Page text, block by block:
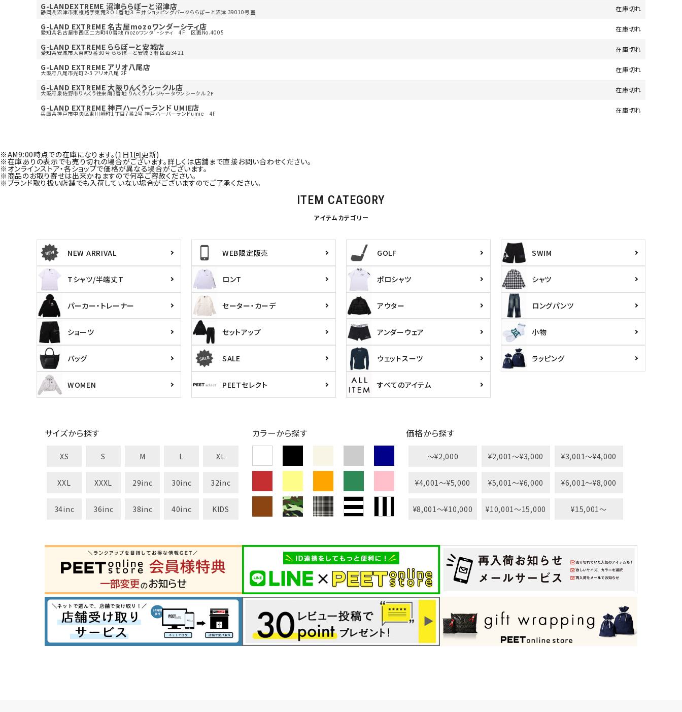
キーワードから探す
search
価格から探す 並び順
カテゴリ
サイズ
tune 絞り込んで検索する
G-LANDEXTREME 沼津ららぽーと沼津店
静岡県沼津市東椎路字東荒３０１番地３ 三井ショッピングパークららぽーと沼津 39010号室 在庫切れ
G-LAND EXTREME 名古屋mozoワンダーシティ店
愛知県名古屋市西区二方町40番地 mozoワンタﾞｰシティ 4F 区画No.4005 在庫切れ
G-LAND EXTREME ららぽーと安城店
愛知県安城市大東町9番30号 ららぽーと安城 3階 区画3421 在庫切れ
G-LAND EXTREME アリオ八尾店
大阪府八尾市光町2-3 アリオ八尾 2F 在庫切れ
G-LAND EXTREME 大阪りんくうシークル店
大阪府泉佐野市りんくう往来南3番地 りんくうプレジャータウンシークル 2Ｆ 在庫切れ
G-LAND EXTREME 神戸ハーバーランド UMIE店
兵庫県神戸市中央区東川崎町1丁目7番2号 神戸ハーバーランドumie 4F 在庫切れ
※AM9:00時点での在庫になります。(1日1回更新)
※在庫ありの表示でも売り切れの場合がございます。詳しくは店舗まで直接お問い合わせください。
※オンラインストア・各ショップで価格が異なる場合がございます。
※商品のお取り寄せは出来かねますので何卒ご容赦ください。
※ブランド取り扱い店舗でも入荷していない場合がございますのでご了承ください。
ITEM CATEGORY
アイテムカテゴリー
NEW ARRIVAL WEB限定販売 GOLF SWIM
Tシャツ/半端丈T ロンT ポロシャツ シャツ
パーカー・トレーナー セーター・カーデ アウター ロングパンツ
ショーツ セットアップ アンダーウェア 小物
バッグ SALE ウェットスーツ ラッピング
WOMEN PEETセレクト すべてのアイテム
サイズから探す
XS S M L XL
XXL XXXL 29inc 30inc 32inc
34inc 36inc 38inc 40inc KIDS
カラーから探す 価格から探す
〜¥2,000 ¥2,001〜¥3,000 ¥3,001〜¥4,000
¥4,001〜¥5,000 ¥5,001〜¥6,000 ¥6,001〜¥8,000
¥8,001〜¥10,000 ¥10,001〜15,000 ¥15,001〜